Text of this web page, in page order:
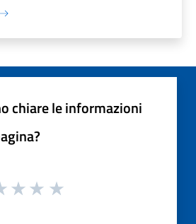
chiare le informazioni